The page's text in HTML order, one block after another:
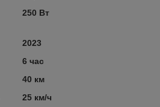
250 Вт
2023
6 час
40 км
25 км/ч